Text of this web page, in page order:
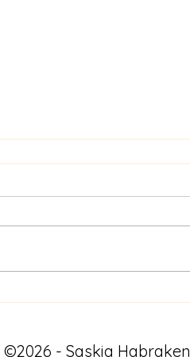
©2026 - Saskia Habraken